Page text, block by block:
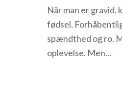
Når man er gravid,
fødsel.
spændthed og ro.
oplevelse. Men...